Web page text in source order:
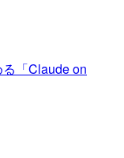
る「Claude on